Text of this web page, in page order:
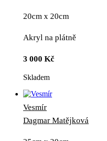
20cm x 20cm
Akryl na plátně
3 000 Kč
Skladem
Vesmír
Dagmar Matějková